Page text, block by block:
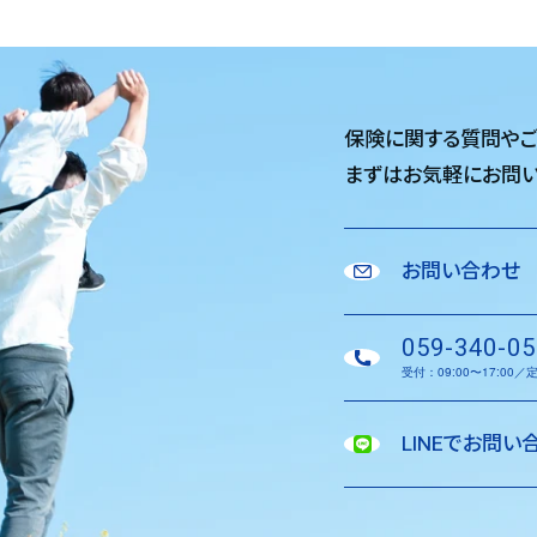
保険に関する質問や
まずはお気軽にお問
お問い合わせ
059-340-
受付：09:00〜17:00／
LINEでお問い